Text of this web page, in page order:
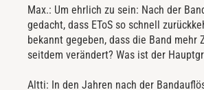
Max.: Um ehrlich zu sein: Nach der
gedacht, dass EToS so schnell
bekannt gegeben, dass die Band
seitdem verändert? Was ist der
Altti: In den Jahren nach der